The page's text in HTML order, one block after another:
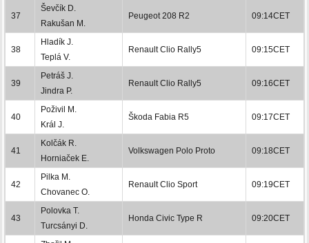
37
Ševčík D.
Rakušan M.
Peugeot 208 R2 09:14CET
38
Hladík J.
Teplá V.
Renault Clio Rally5 09:15CET
39
Petráš J.
Jindra P.
Renault Clio Rally5 09:16CET
40
Poživil M.
Král J.
Škoda Fabia R5 09:17CET
41
Kolčák R.
Horniaček E.
Volkswagen Polo Proto 09:18CET
42
Pilka M.
Chovanec O.
Renault Clio Sport 09:19CET
43
Polovka T.
Turcsányi D.
Honda Civic Type R 09:20CET